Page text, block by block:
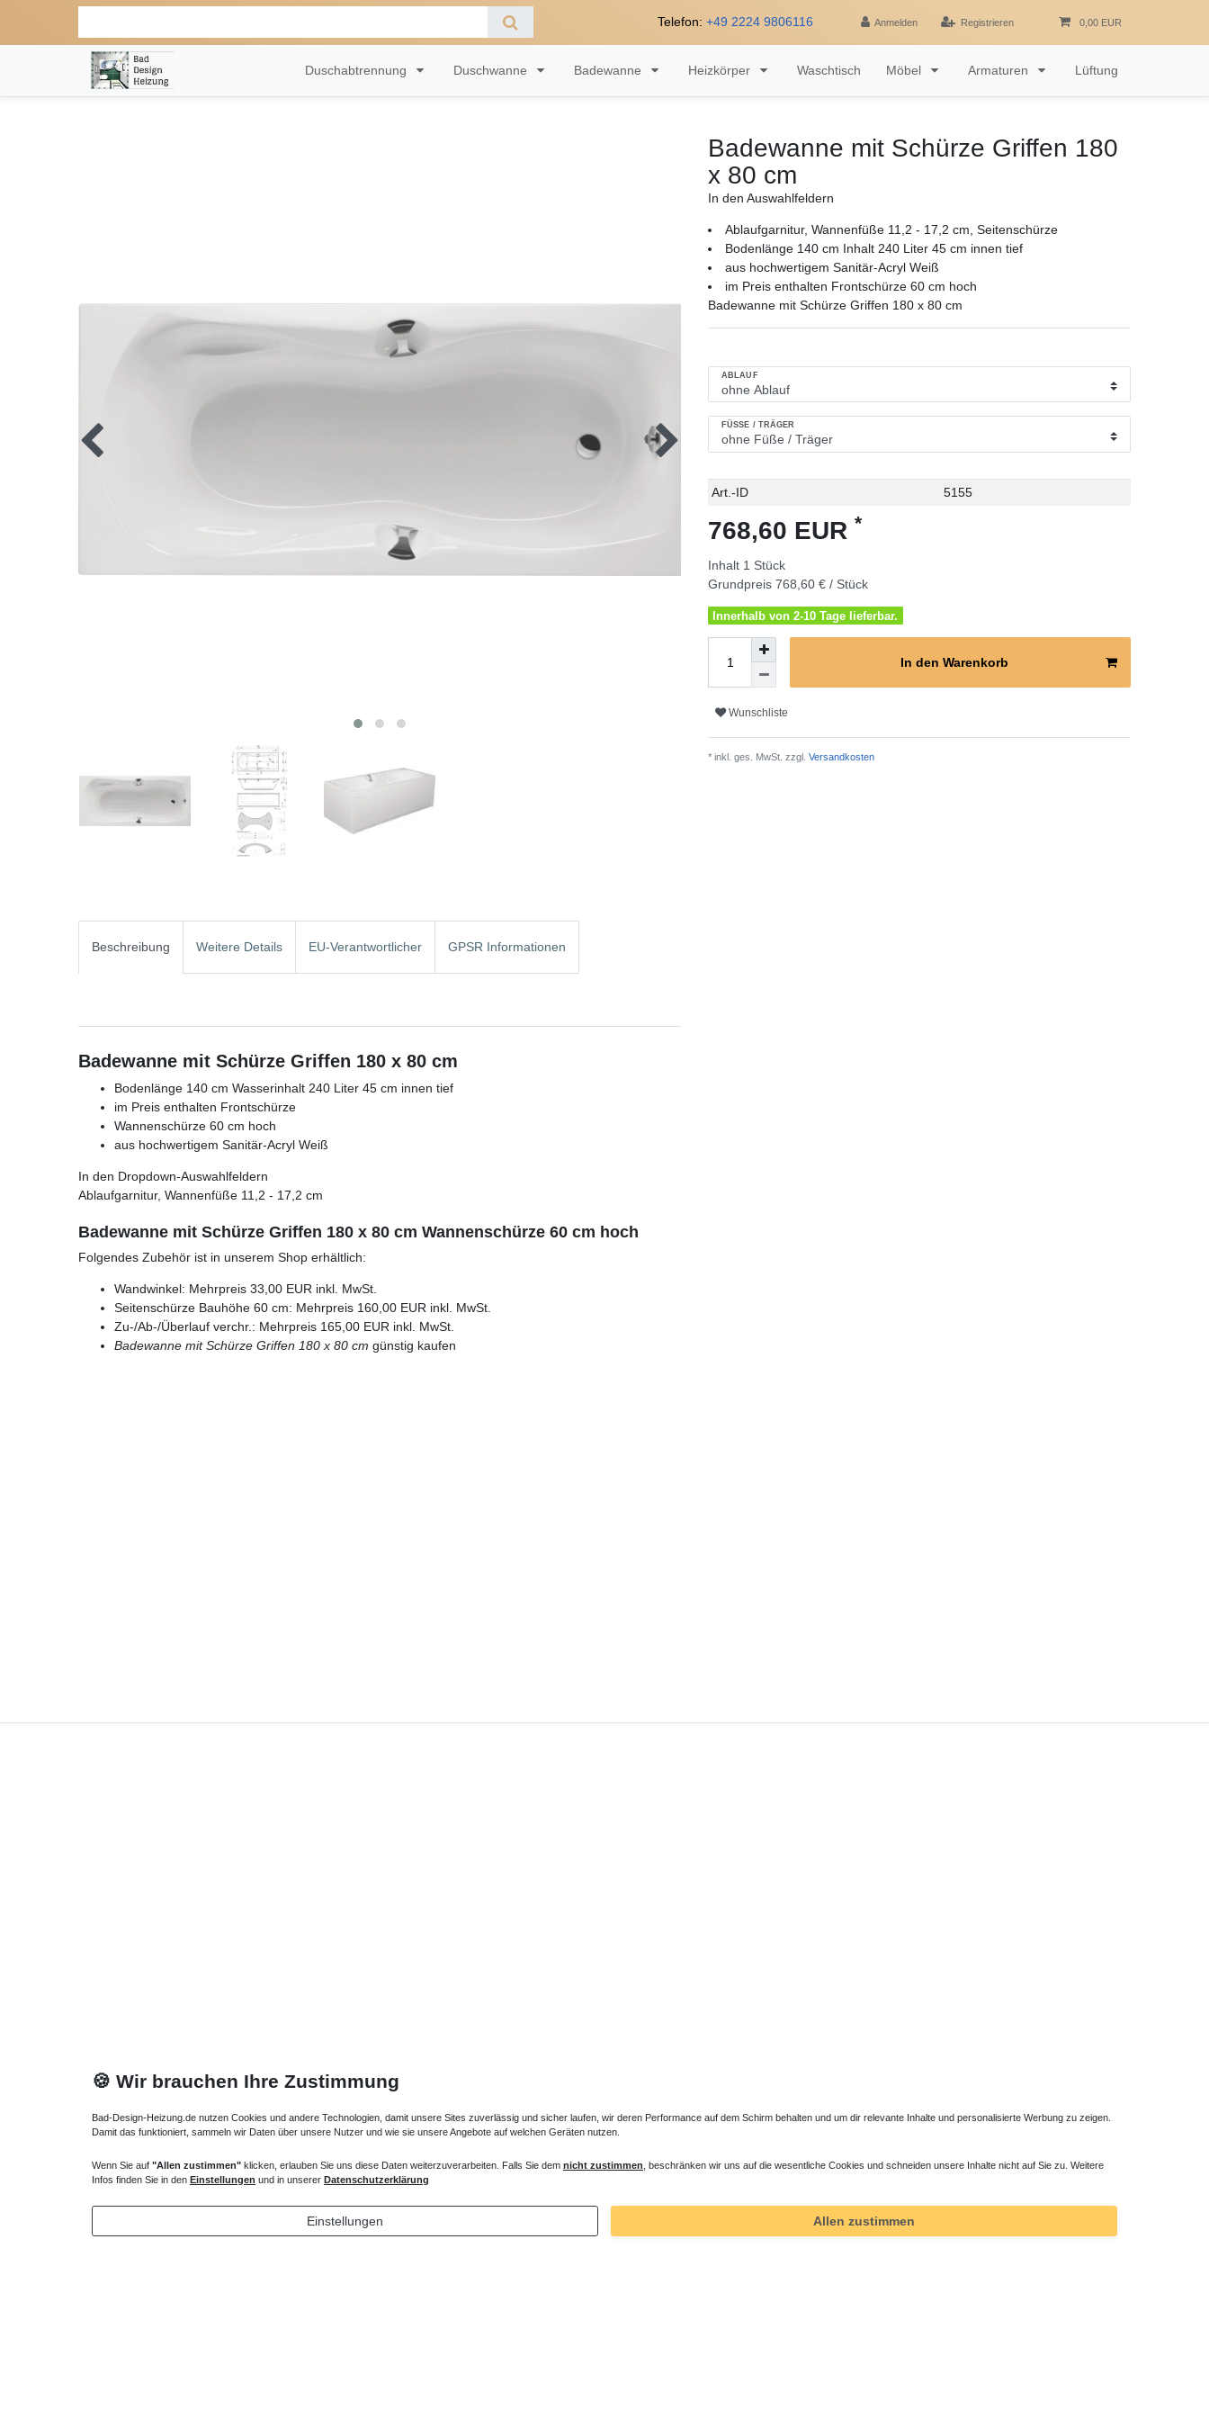
Telefon: +49 2224 9806116 Anmelden Registrieren 0,00 EUR
Duschabtrennung Duschwanne Badewanne Heizkörper Waschtisch Möbel Armaturen Lüftung
Badewanne mit Schürze Griffen 180
x 80 cm
In den Auswahlfeldern
Ablaufgarnitur, Wannenfüße 11,2 - 17,2 cm, Seitenschürze
Bodenlänge 140 cm Inhalt 240 Liter 45 cm innen tief
aus hochwertigem Sanitär-Acryl Weiß
im Preis enthalten Frontschürze 60 cm hoch
Badewanne mit Schürze Griffen 180 x 80 cm
ABLAUF
FÜSSE / TRÄGER
Technisches
Wert
Art.-ID 5155
768,60 EUR *
Inhalt 1 Stück
Grundpreis 768,60 € / Stück
Innerhalb von 2-10 Tage lieferbar.
In den Warenkorb
Wunschliste
* inkl. ges. MwSt. zzgl. Versandkosten
Beschreibung Weitere Details EU-Verantwortlicher GPSR Informationen
Badewanne mit Schürze Griffen 180 x 80 cm
Bodenlänge 140 cm Wasserinhalt 240 Liter 45 cm innen tief
im Preis enthalten Frontschürze
Wannenschürze 60 cm hoch
aus hochwertigem Sanitär-Acryl Weiß
In den Dropdown-Auswahlfeldern
Ablaufgarnitur, Wannenfüße 11,2 - 17,2 cm
Badewanne mit Schürze Griffen 180 x 80 cm Wannenschürze 60 cm hoch
Folgendes Zubehör ist in unserem Shop erhältlich:
Wandwinkel: Mehrpreis 33,00 EUR inkl. MwSt.
Seitenschürze Bauhöhe 60 cm: Mehrpreis 160,00 EUR inkl. MwSt.
Zu-/Ab-/Überlauf verchr.: Mehrpreis 165,00 EUR inkl. MwSt.
Badewanne mit Schürze Griffen 180 x 80 cm günstig kaufen
Badewanne Montagewinkel Wandwinkel für die
Auflage der Ränder
34,65 € *
Badewanne Zu- /Ab- / Überlauf Normal - Wanne
204,75 € *
*inkl. ges. MwSt.
🍪 Wir brauchen Ihre Zustimmung
Bad-Design-Heizung.de nutzen Cookies und andere Technologien, damit unsere Sites zuverlässig und sicher laufen, wir deren Performance auf dem Schirm behalten und um dir relevante Inhalte und personalisierte Werbung zu zeigen.
Damit das funktioniert, sammeln wir Daten über unsere Nutzer und wie sie unsere Angebote auf welchen Geräten nutzen.
Wenn Sie auf "Allen zustimmen" klicken, erlauben Sie uns diese Daten weiterzuverarbeiten. Falls Sie dem nicht zustimmen , beschränken wir uns auf die wesentliche Cookies und schneiden unsere Inhalte nicht auf Sie zu. Weitere
Infos finden Sie in den Einstellungen und in unserer Datenschutzerklärung
Einstellungen Allen zustimmen